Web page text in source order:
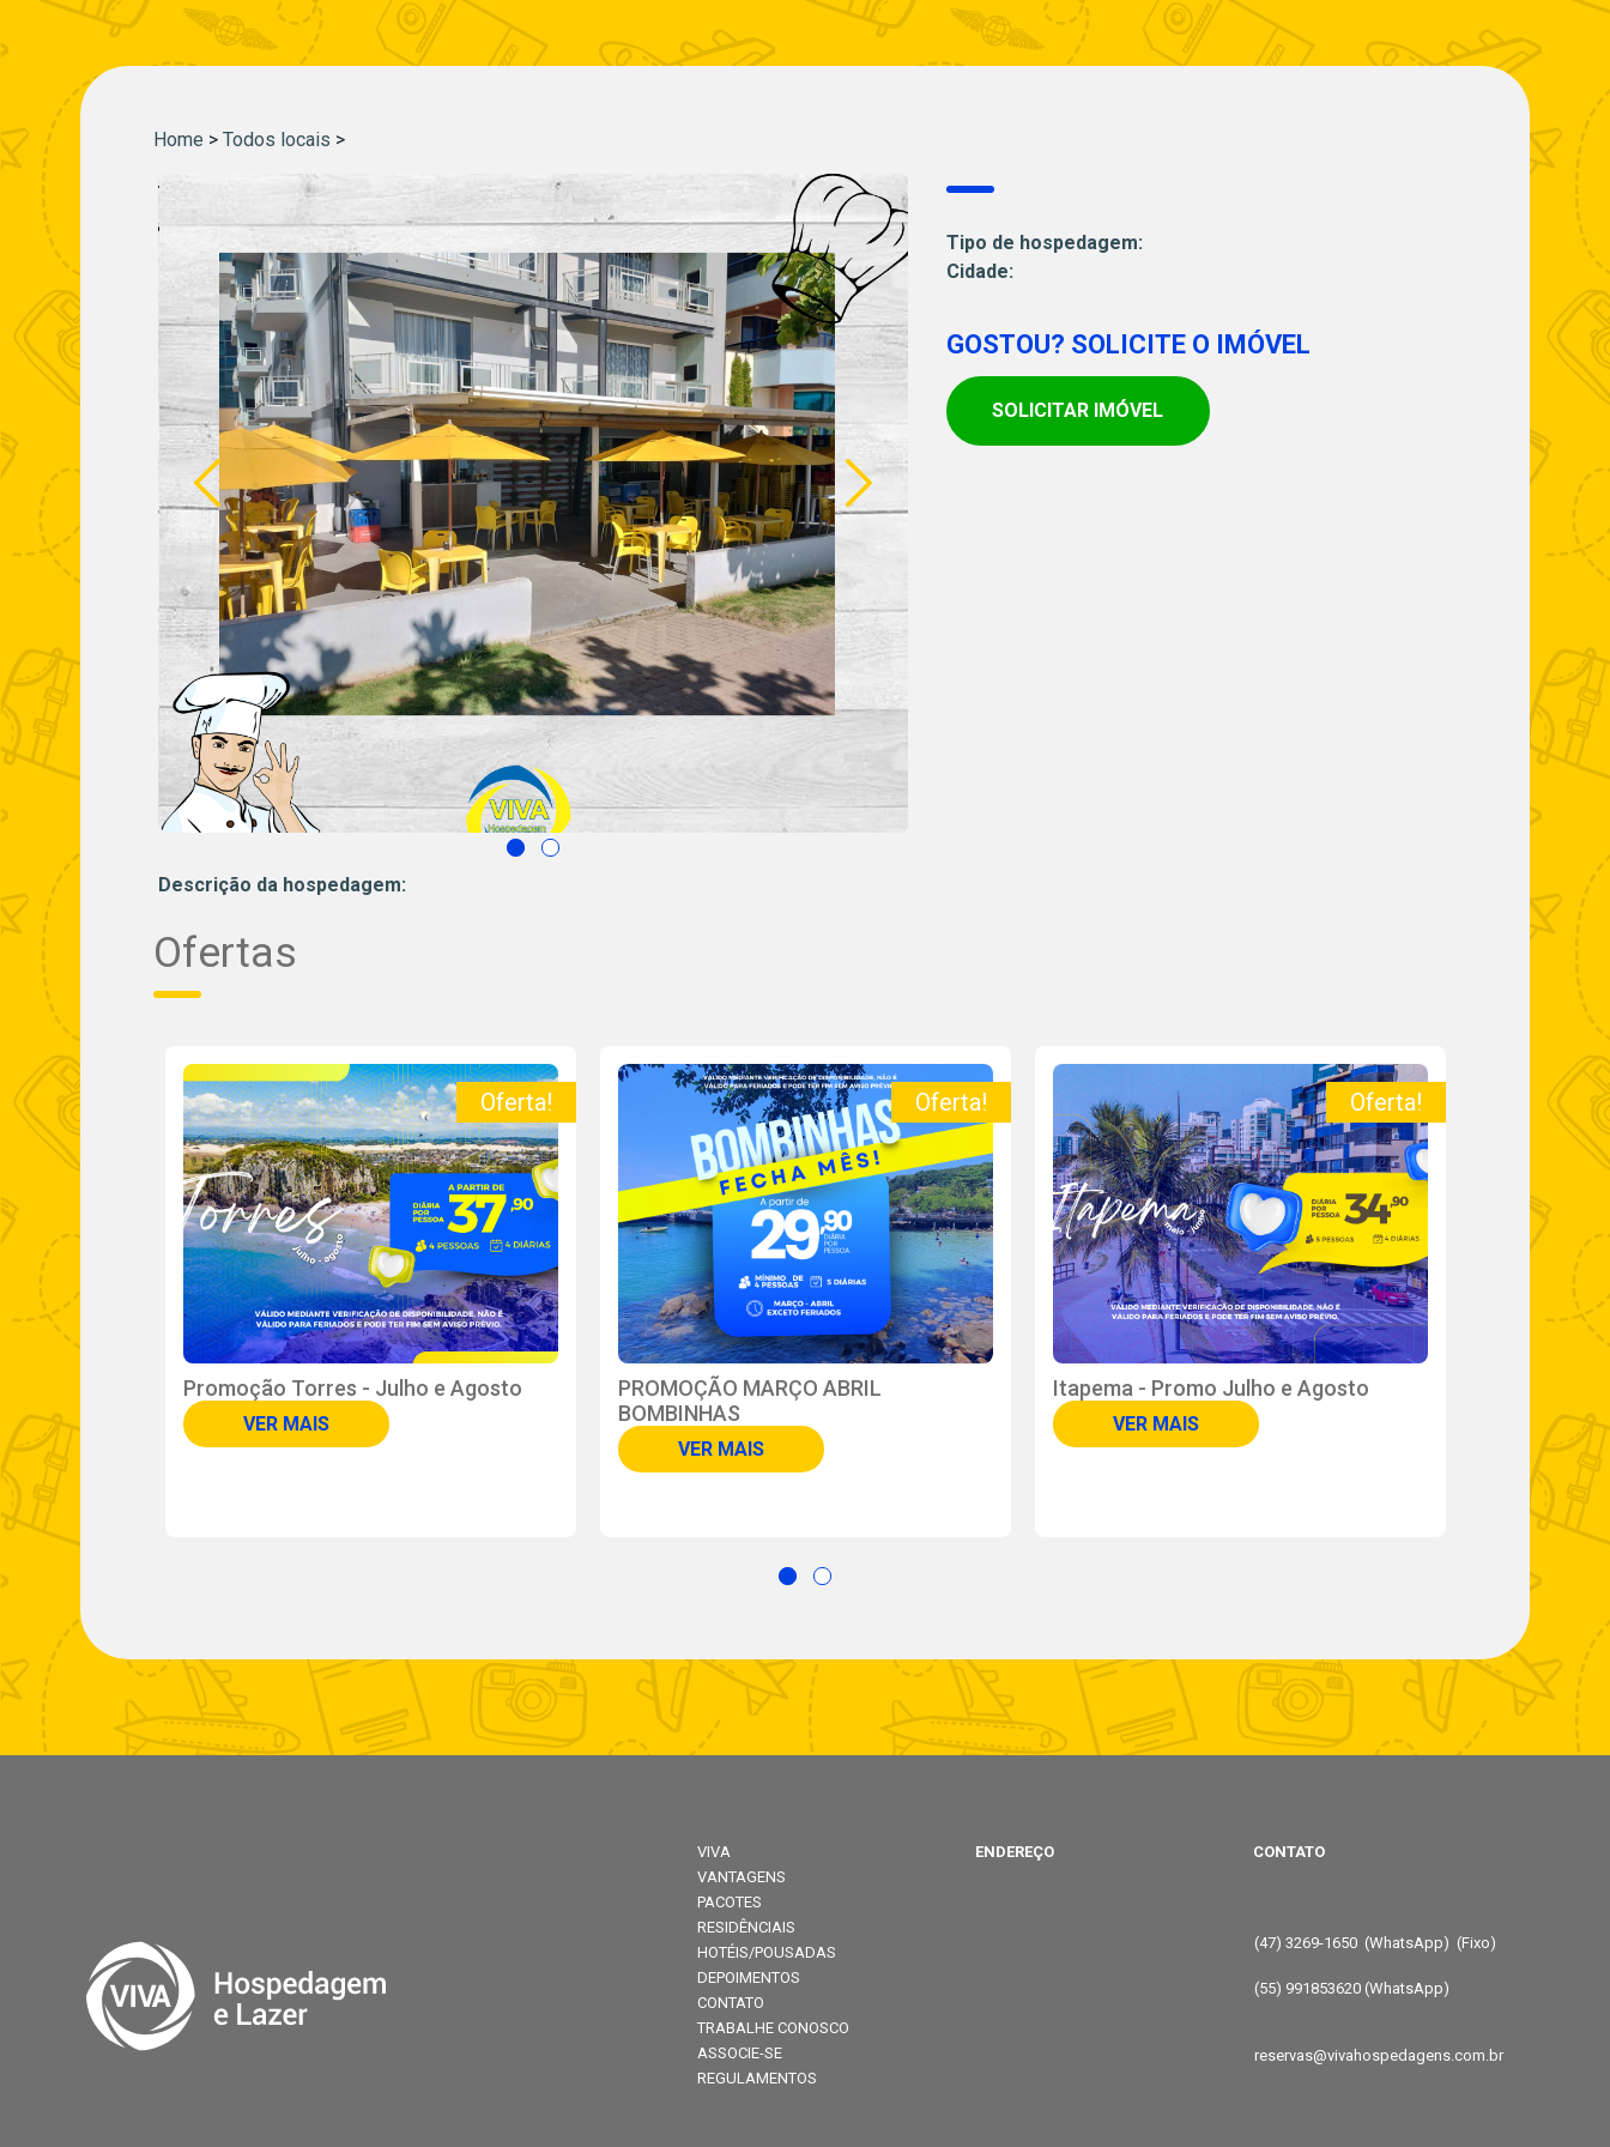
Home > Todos locais >
Tipo de hospedagem:
Cidade:
GOSTOU? SOLICITE O IMÓVEL
SOLICITAR IMÓVEL
Descrição da hospedagem:
Ofertas
Oferta! Oferta!
Promoção Torres - Julho e Agosto
VER MAIS
Oferta!
PROMOÇÃO MARÇO ABRIL
BOMBINHAS
VER MAIS
Oferta!
Itapema - Promo Julho e Agosto
VER MAIS VER
VIVA
VANTAGENS
PACOTES
RESIDÊNCIAIS
HOTÉIS/POUSADAS
DEPOIMENTOS
CONTATO
TRABALHE CONOSCO
ASSOCIE-SE
REGULAMENTOS
ENDEREÇO CONTATO
(47) 3269-1650 (WhatsApp) (Fixo)
(55) 991853620 (WhatsApp)
reservas@vivahospedagens.com.br